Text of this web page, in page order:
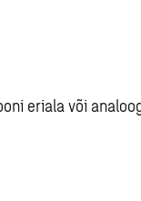
eriala või